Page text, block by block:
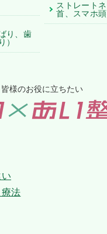
ストレート
首、スマホ頭
り、歯
）
皆様のお役に立ちたい
療法